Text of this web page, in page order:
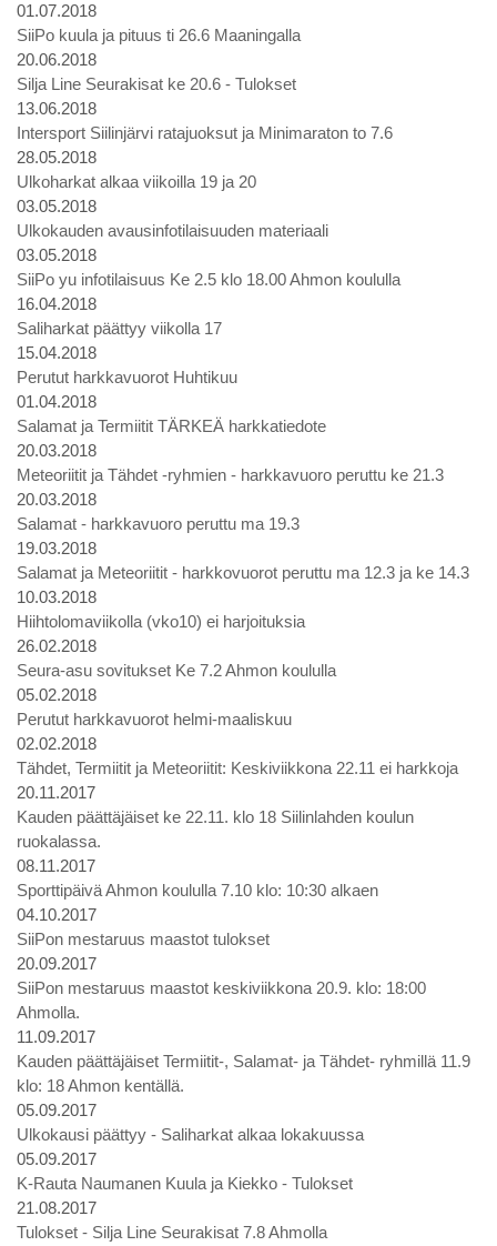
01.07.2018
SiiPo kuula ja pituus ti 26.6 Maaningalla
20.06.2018
Silja Line Seurakisat ke 20.6 - Tulokset
13.06.2018
Intersport Siilinjärvi ratajuoksut ja Minimaraton to 7.6
28.05.2018
Ulkoharkat alkaa viikoilla 19 ja 20
03.05.2018
Ulkokauden avausinfotilaisuuden materiaali
03.05.2018
SiiPo yu infotilaisuus Ke 2.5 klo 18.00 Ahmon koululla
16.04.2018
Saliharkat päättyy viikolla 17
15.04.2018
Perutut harkkavuorot Huhtikuu
01.04.2018
Salamat ja Termiitit TÄRKEÄ harkkatiedote
20.03.2018
Meteoriitit ja Tähdet -ryhmien - harkkavuoro peruttu ke 21.3
20.03.2018
Salamat - harkkavuoro peruttu ma 19.3
19.03.2018
Salamat ja Meteoriitit - harkkovuorot peruttu ma 12.3 ja ke 14.3
10.03.2018
Hiihtolomaviikolla (vko10) ei harjoituksia
26.02.2018
Seura-asu sovitukset Ke 7.2 Ahmon koululla
05.02.2018
Perutut harkkavuorot helmi-maaliskuu
02.02.2018
Tähdet, Termiitit ja Meteoriitit: Keskiviikkona 22.11 ei harkkoja
20.11.2017
Kauden päättäjäiset ke 22.11. klo 18 Siilinlahden koulun
ruokalassa.
08.11.2017
Sporttipäivä Ahmon koululla 7.10 klo: 10:30 alkaen
04.10.2017
SiiPon mestaruus maastot tulokset
20.09.2017
SiiPon mestaruus maastot keskiviikkona 20.9. klo: 18:00
Ahmolla.
11.09.2017
Kauden päättäjäiset Termiitit-, Salamat- ja Tähdet- ryhmillä 11.9
klo: 18 Ahmon kentällä.
05.09.2017
Ulkokausi päättyy - Saliharkat alkaa lokakuussa
05.09.2017
K-Rauta Naumanen Kuula ja Kiekko - Tulokset
21.08.2017
Tulokset - Silja Line Seurakisat 7.8 Ahmolla